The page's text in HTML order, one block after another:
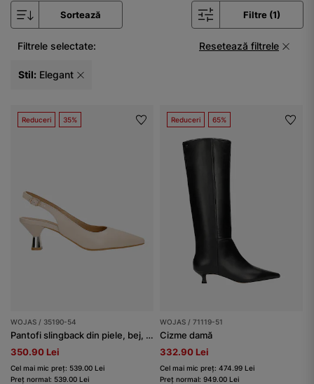
Sortează Filtre (1)
Filtrele selectate: Resetează filtrele
Stil: Elegant
Reduceri 35%
WOJAS / 35190-54
Pantofi slingback din piele, bej, cu toc jos
350.90 Lei
Cel mai mic preț: 539.00 Lei
Preț normal: 539.00 Lei
Reduceri 65%
WOJAS / 71119-51
Cizme damă
332.90 Lei
Cel mai mic preț: 474.99 Lei
Preț normal: 949.00 Lei